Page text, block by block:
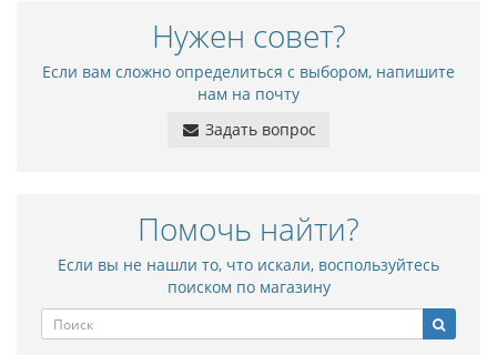
Нужен совет?
Если вам сложно определиться с выбором, напишите
нам на почту
Задать вопрос
Помочь найти?
Если вы не нашли то, что искали, воспользуйтесь
поиском по магазину